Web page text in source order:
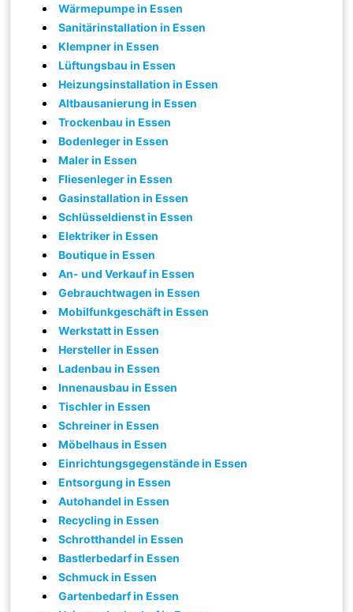
Wärmepumpe in Essen
Sanitärinstallation in Essen
Klempner in Essen
Lüftungsbau in Essen
Heizungsinstallation in Essen
Altbausanierung in Essen
Trockenbau in Essen
Bodenleger in Essen
Maler in Essen
Fliesenleger in Essen
Gasinstallation in Essen
Schlüsseldienst in Essen
Elektriker in Essen
Boutique in Essen
An- und Verkauf in Essen
Gebrauchtwagen in Essen
Mobilfunkgeschäft in Essen
Werkstatt in Essen
Hersteller in Essen
Ladenbau in Essen
Innenausbau in Essen
Tischler in Essen
Schreiner in Essen
Möbelhaus in Essen
Einrichtungsgegenstände in Essen
Entsorgung in Essen
Autohandel in Essen
Recycling in Essen
Schrotthandel in Essen
Bastlerbedarf in Essen
Schmuck in Essen
Gartenbedarf in Essen